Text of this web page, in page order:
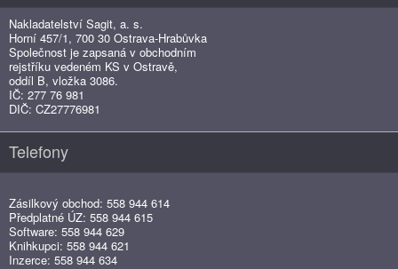
Nakladatelství Sagit, a. s.
Horní 457/1, 700 30 Ostrava-Hrabůvka
Společnost je zapsaná v obchodním
rejstříku vedeném KS v Ostravě,
oddíl B, vložka 3086.
IČ: 277 76 981
DIČ: CZ27776981
Telefony
Zásilkový obchod: 558 944 614
Předplatné ÚZ: 558 944 615
Software: 558 944 629
Knihkupci: 558 944 621
Inzerce: 558 944 634